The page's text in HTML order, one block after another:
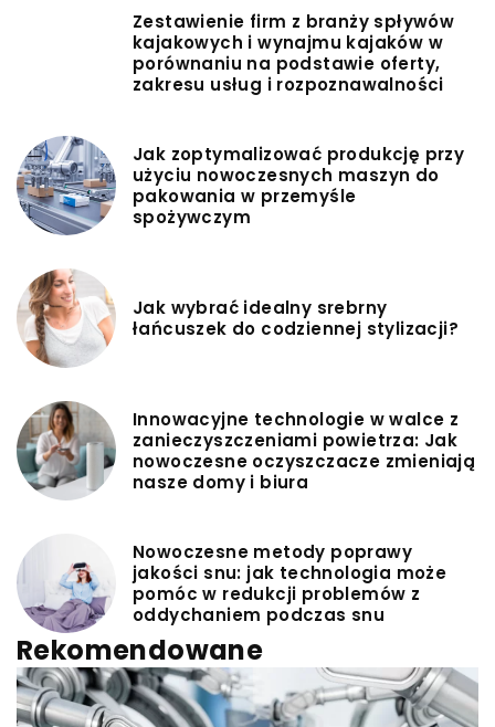
Zestawienie firm z branży spływów
kajakowych i wynajmu kajaków w
porównaniu na podstawie oferty,
zakresu usług i rozpoznawalności
Jak zoptymalizować produkcję przy
użyciu nowoczesnych maszyn do
pakowania w przemyśle
spożywczym
Jak wybrać idealny srebrny
łańcuszek do codziennej stylizacji?
Innowacyjne technologie w walce z
zanieczyszczeniami powietrza: Jak
nowoczesne oczyszczacze zmieniają
nasze domy i biura
Nowoczesne metody poprawy
jakości snu: jak technologia może
pomóc w redukcji problemów z
oddychaniem podczas snu
Rekomendowane